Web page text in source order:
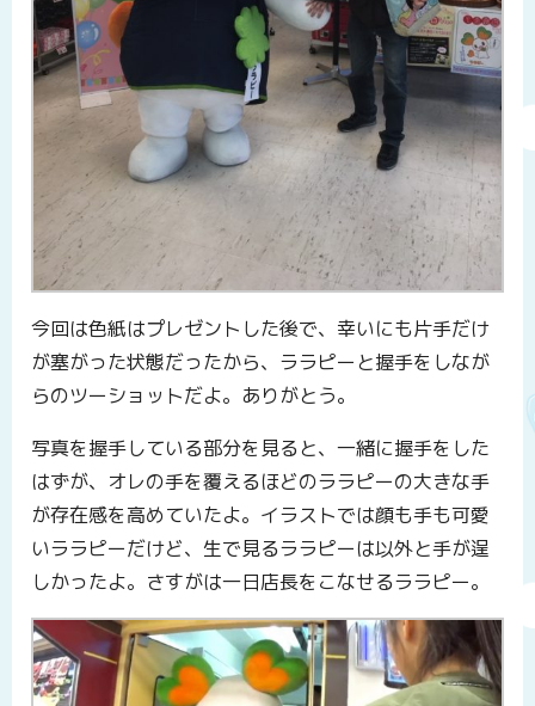
今回は色紙はプレゼントした後で、幸いにも片手だけ
が塞がった状態だったから、ララピーと握手をしなが
らのツーショットだよ。ありがとう。
写真を握手している部分を見ると、一緒に握手をした
はずが、オレの手を覆えるほどのララピーの大きな手
が存在感を高めていたよ。イラストでは顔も手も可愛
いララピーだけど、生で見るララピーは以外と手が逞
しかったよ。さすがは一日店長をこなせるララピー。